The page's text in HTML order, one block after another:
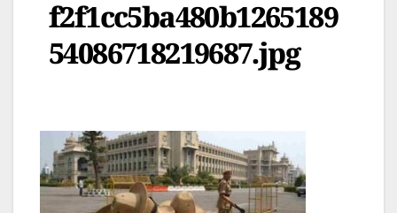
f2f1cc5ba480b1265189
54086718219687.jpg